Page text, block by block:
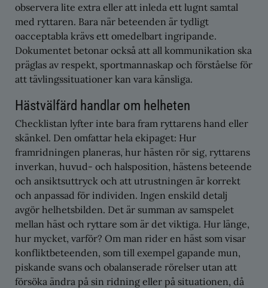
observera lite extra eller att inleda ett lugnt samtal
med ryttaren. Bara när beteenden är tydligt
oacceptabla krävs ett omedelbart ingripande.
Dokumentet betonar också att all kommunikation ska
präglas av respekt, sportmannaskap och förståelse för
att tävlingssituationer kan vara känsliga.
Hästvälfärd handlar om helheten
Checklistan lyfter inte bara fram ryttarens hand eller
skänkel. Den omfattar hela ekipaget: Hur
framridningen planeras, hur hästen rör sig, ryttarens
inverkan, huvud- och halsposition, hästens beteende
och ansiktsuttryck och att utrustningen är korrekt
och anpassad för individen. Ingen enskild detalj
avgör helhetsbilden. Det är summan av samspelet
mellan häst och ryttare som är det viktiga. Hur länge,
hur mycket, varför? Om man rider en häst som visar
konfliktbeteenden, som till exempel gapande mun,
piskande svans och obalanserade rörelser utan att
försöka ändra på sin ridning eller på situationen, då